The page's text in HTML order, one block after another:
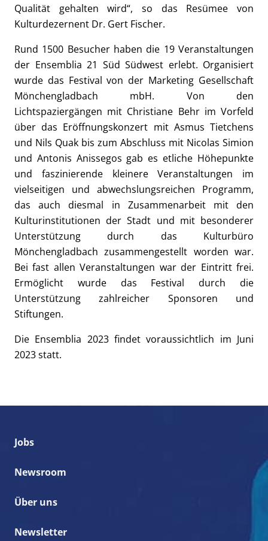
Qualität gehalten wird“, so das Resümee von
Kulturdezernent Dr. Gert Fischer.
Rund 1500 Besucher haben die 19 Veranstaltungen
der Ensemblia 21 Süd Südwest erlebt. Organisiert
wurde das Festival von der Marketing Gesellschaft
Mönchengladbach mbH. Von den
Lichtspaziergängen mit Christiane Behr im Vorfeld
über das Eröffnungskonzert mit Asmus Tietchens
und Nils Quak bis zum Abschluss mit Nicolas Simion
und Antonis Anissegos gab es etliche Höhepunkte
und faszinierende kleinere Veranstaltungen im
vielseitigen und abwechslungsreichen Programm,
das auch diesmal in Zusammenarbeit mit den
Kulturinstitutionen der Stadt und mit besonderer
Unterstützung durch das Kulturbüro
Mönchengladbach zusammengestellt worden war.
Bei fast allen Veranstaltungen war der Eintritt frei.
Ermöglicht wurde das Festival durch die
Unterstützung zahlreicher Sponsoren und
Stiftungen.
Die Ensemblia 2023 findet voraussichtlich im Juni
2023 statt.
Jobs
Newsroom
Über uns
Newsletter